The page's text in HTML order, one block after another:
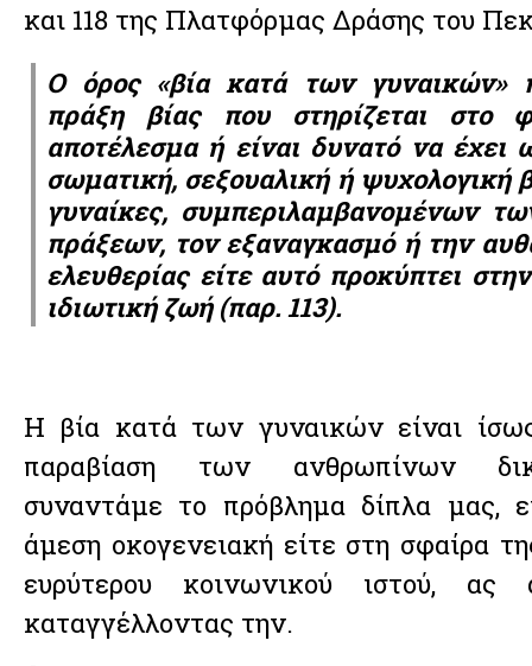
και 118 της Πλατφόρμας Δράσης του
Ο όρος «βία κατά των γυναικών»
πράξη βίας που στηρίζεται στο
αποτέλεσμα ή είναι δυνατό να έχει
σωματική, σεξουαλική ή ψυχολογική
γυναίκες, συμπεριλαμβανομένων
πράξεων, τον εξαναγκασμό ή την
ελευθερίας είτε αυτό προκύπτει
ιδιωτική ζωή (παρ. 113).
Η βία κατά των γυναικών είναι
παραβίαση των ανθρωπίνων
συναντάμε το πρόβλημα δίπλα μας,
άμεση οκογενειακή είτε στη σφαίρα
ευρύτερου κοινωνικού ιστού, ας
καταγγέλλοντας την.